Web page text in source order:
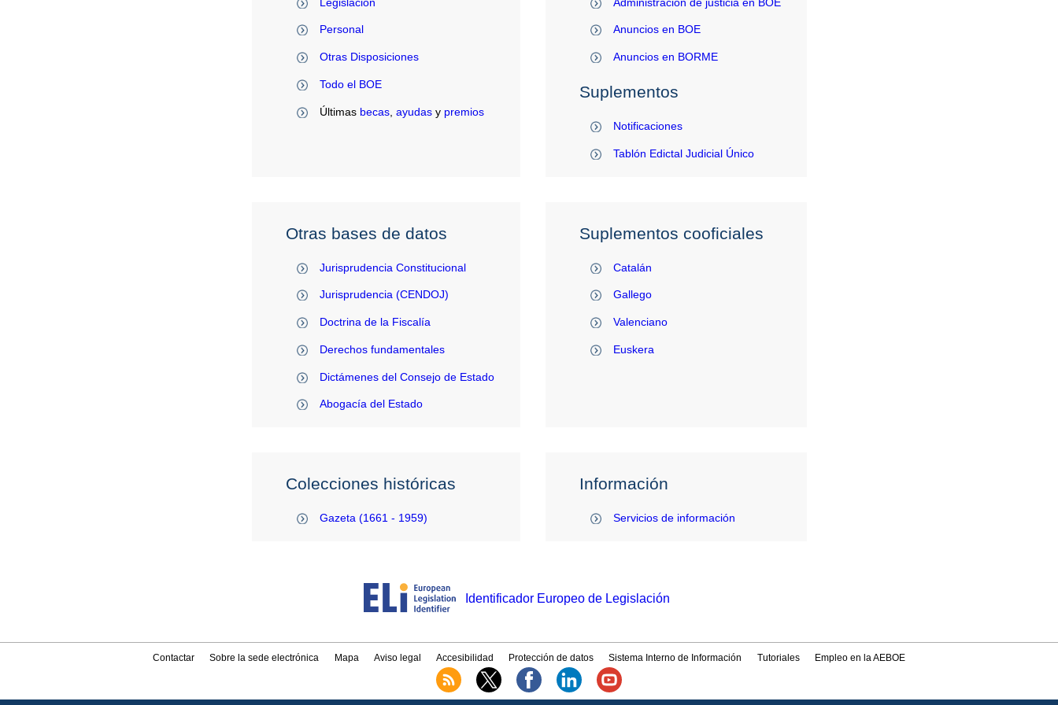
Personal
Otras Disposiciones
Todo el BOE
Últimas becas, ayudasy premios
Anuncios en BOE
Anuncios en BORME
Suplementos
Notificaciones
Tablón Edictal Judicial Único
Otras bases de datos
Jurisprudencia Constitucional
Jurisprudencia (CENDOJ)
Doctrina de la Fiscalía
Derechos fundamentales
Dictámenes del Consejo de Estado
Abogacía del Estado
Suplementos cooficiales
Catalán
Gallego
Valenciano
Euskera
Colecciones históricas
Gazeta (1661 - 1959)
Información
Servicios de información
Identificador Europeo de Legislación
Contactar Sobre la sede electrónica Mapa Aviso legal Accesibilidad Protección de datos Sistema Interno de Información Tutoriales Empleo en la AEBOE